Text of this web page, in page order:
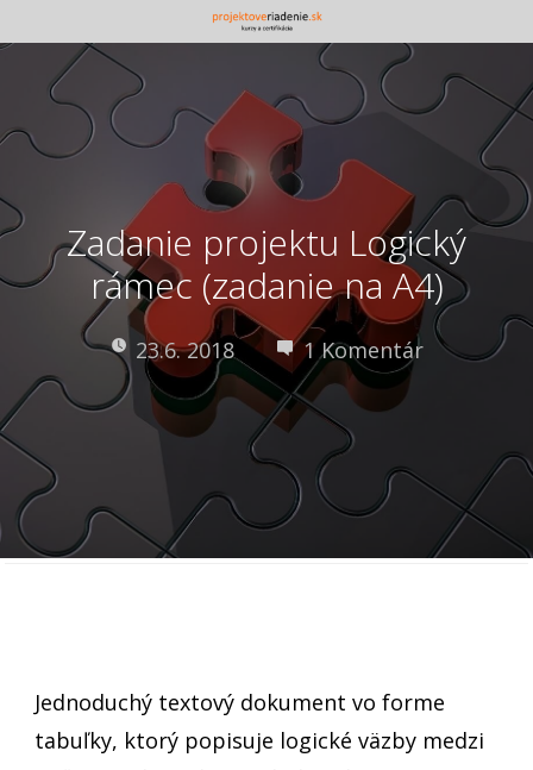
Zadanie projektu Logický
rámec (zadanie na A4)
23.6. 2018 1 Komentár
Jednoduchý textový dokument vo forme
tabuľky, ktorý popisuje logické väzby medzi